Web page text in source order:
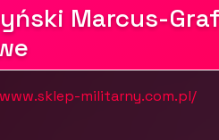
Marcus-
militarny.com.pl/